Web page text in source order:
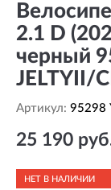
2.1 D
черный
JELTYII/
Артикул: 95298
25 190
НЕТ В НАЛИЧИИ